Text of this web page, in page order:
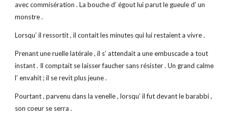
avec commisération . La bouche d’ égout lui parut le gueule d’ un
monstre .
Lorsqu’ il ressortit , il contait les minutes qui lui restaient a vivre .
Prenant une ruelle latérale , il s’ attendait a une embuscade a tout
instant . Il comptait se laisser faucher sans résister . Un grand calme
l’ envahit ; il se revit plus jeune .
Pourtant , parvenu dans la venelle , lorsqu’ il fut devant le barabbi ,
son coeur se serra .